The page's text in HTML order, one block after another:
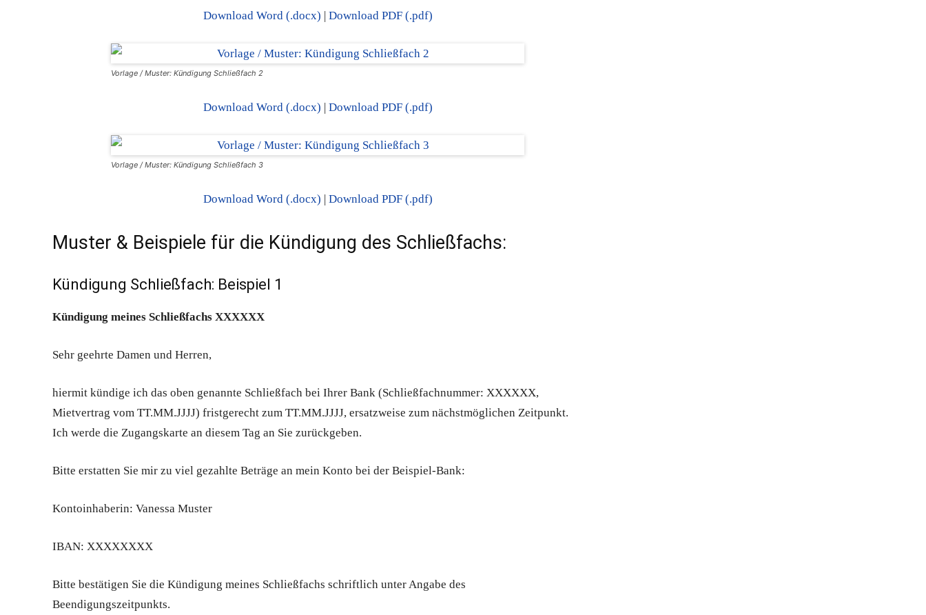
Download Word (.docx) | Download PDF (.pdf)
Vorlage / Muster: Kündigung Schließfach 2
Download Word (.docx) | Download PDF (.pdf)
Vorlage / Muster: Kündigung Schließfach 3
Download Word (.docx) | Download PDF (.pdf)
Muster & Beispiele für die Kündigung des Schließfachs:
Kündigung Schließfach: Beispiel 1
Kündigung meines Schließfachs XXXXXX
Sehr geehrte Damen und Herren,
hiermit kündige ich das oben genannte Schließfach bei Ihrer Bank (Schließfachnummer: XXXXXX,
Mietvertrag vom TT.MM.JJJJ) fristgerecht zum TT.MM.JJJJ, ersatzweise zum nächstmöglichen Zeitpunkt.
Ich werde die Zugangskarte an diesem Tag an Sie zurückgeben.
Bitte erstatten Sie mir zu viel gezahlte Beträge an mein Konto bei der Beispiel-Bank:
Kontoinhaberin: Vanessa Muster
IBAN: XXXXXXXX
Bitte bestätigen Sie die Kündigung meines Schließfachs schriftlich unter Angabe des
Beendigungszeitpunkts.